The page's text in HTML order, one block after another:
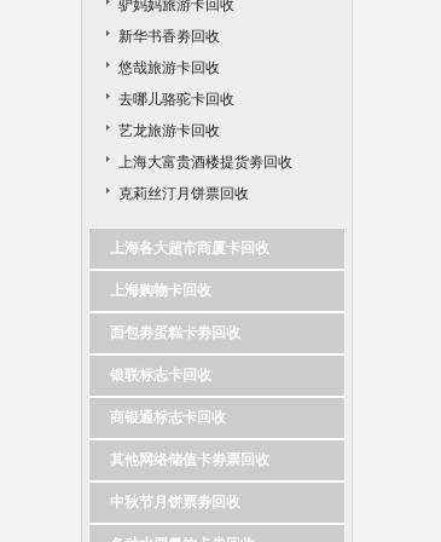
驴妈妈旅游卡回收
新华书香劵回收
悠哉旅游卡回收
去哪儿骆驼卡回收
艺龙旅游卡回收
上海大富贵酒楼提货劵回收
克莉丝汀月饼票回收
上海各大超市商厦卡回收
上海购物卡回收
面包劵蛋糕卡劵回收
银联标志卡回收
商银通标志卡回收
其他网络储值卡劵票回收
中秋节月饼票劵回收